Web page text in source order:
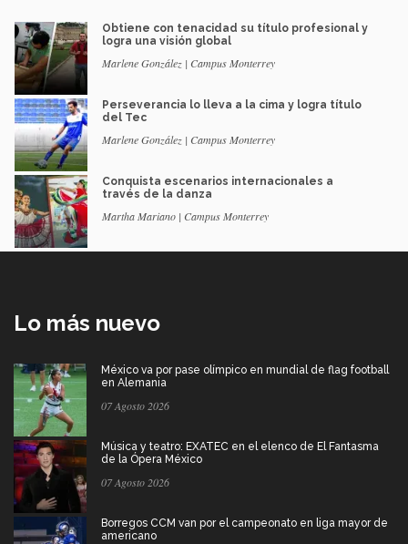
Obtiene con tenacidad su título profesional y
logra una visión global
Marlene González | Campus Monterrey
Perseverancia lo lleva a la cima y logra título
del Tec
Marlene González | Campus Monterrey
Conquista escenarios internacionales a
través de la danza
Martha Mariano | Campus Monterrey
Lo más nuevo
México va por pase olímpico en mundial de flag football
en Alemania
07 Agosto 2026
Música y teatro: EXATEC en el elenco de El Fantasma
de la Ópera México
07 Agosto 2026
Borregos CCM van por el campeonato en liga mayor de
americano